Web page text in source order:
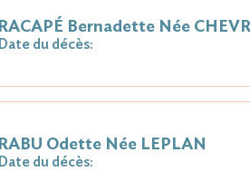
RACAPÉ Bernadette Née
Date du décès:
RABU Odette Née LEPLAN
Date du décès: